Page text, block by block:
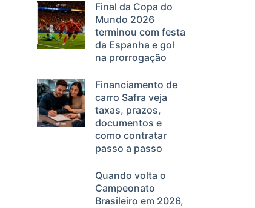
Final da Copa do
Mundo 2026
terminou com festa
da Espanha e gol
na prorrogação
Financiamento de
carro Safra veja
taxas, prazos,
documentos e
como contratar
passo a passo
Quando volta o
Campeonato
Brasileiro em 2026,